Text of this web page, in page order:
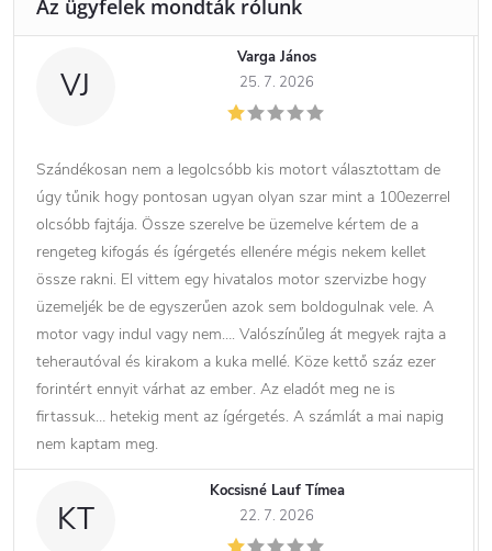
VJ
Varga János
25. 7. 2026
Szándékosan nem a legolcsóbb kis motort választottam de
úgy tűnik hogy pontosan ugyan olyan szar mint a 100ezerrel
olcsóbb fajtája. Össze szerelve be üzemelve kértem de a
rengeteg kifogás és ígérgetés ellenére mégis nekem kellet
össze rakni. El vittem egy hivatalos motor szervizbe hogy
üzemeljék be de egyszerűen azok sem boldogulnak vele. A
motor vagy indul vagy nem…. Valószínűleg át megyek rajta a
teherautóval és kirakom a kuka mellé. Köze kettő száz ezer
forintért ennyit várhat az ember. Az eladót meg ne is
firtassuk… hetekig ment az ígérgetés. A számlát a mai napig
nem kaptam meg.
KT
Kocsisné Lauf Tímea
22. 7. 2026